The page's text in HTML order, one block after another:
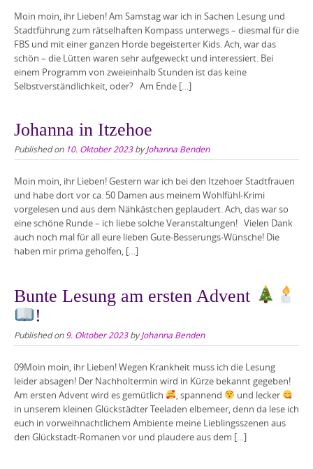
Moin moin, ihr Lieben! Am Samstag war ich in Sachen Lesung und
Stadtführung zum rätselhaften Kompass unterwegs – diesmal für die
FBS und mit einer ganzen Horde begeisterter Kids. Ach, war das
schön – die Lütten waren sehr aufgeweckt und interessiert. Bei
einem Programm von zweieinhalb Stunden ist das keine
Selbstverständlichkeit, oder? Am Ende […]
Johanna in Itzehoe
Published on 10. Oktober 2023byJohanna Benden
Moin moin, ihr Lieben! Gestern war ich bei den Itzehoer Stadtfrauen
und habe dort vor ca. 50 Damen aus meinem Wohlfühl-Krimi
vorgelesen und aus dem Nähkästchen geplaudert. Ach, das war so
eine schöne Runde – ich liebe solche Veranstaltungen! Vielen Dank
auch noch mal für all eure lieben Gute-Besserungs-Wünsche! Die
haben mir prima geholfen, […]
Bunte Lesung am ersten Advent
!
Published on 9. Oktober 2023byJohanna Benden
09Moin moin, ihr Lieben! Wegen Krankheit muss ich die Lesung
leider absagen! Der Nachholtermin wird in Kürze bekannt gegeben!
Am ersten Advent wird es gemütlich
, spannend
und lecker
in unserem kleinen Glückstädter Teeladen elbemeer, denn da lese ich
euch in vorweihnachtlichem Ambiente meine Lieblingsszenen aus
den Glückstadt-Romanen vor und plaudere aus dem […]